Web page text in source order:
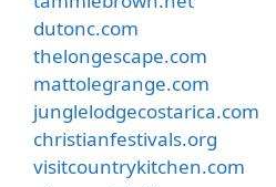
dutonc.com
thelongescape.com
mattolegrange.com
junglelodgecostarica.com
christianfestivals.org
visitcountrykitchen.com